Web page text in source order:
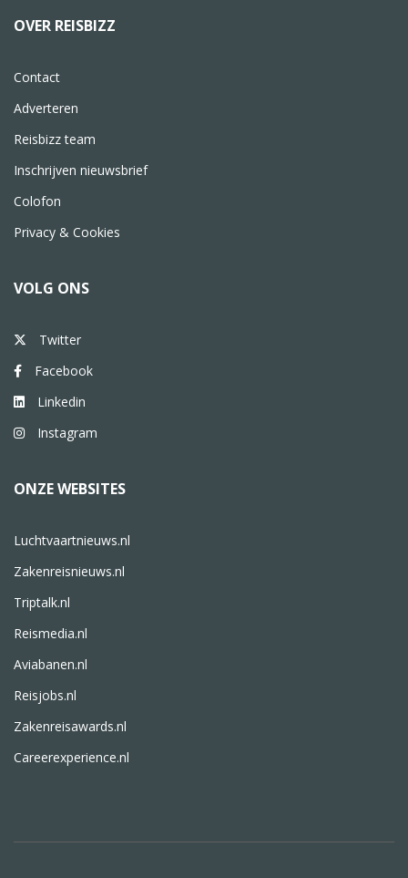
OVER REISBIZZ
Contact
Adverteren
Reisbizz team
Inschrijven nieuwsbrief
Colofon
Privacy & Cookies
VOLG ONS
Twitter
Facebook
Linkedin
Instagram
ONZE WEBSITES
Luchtvaartnieuws.nl
Zakenreisnieuws.nl
Triptalk.nl
Reismedia.nl
Aviabanen.nl
Reisjobs.nl
Zakenreisawards.nl
Careerexperience.nl